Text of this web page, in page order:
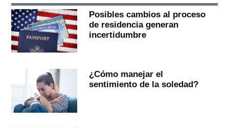
Posibles cambios al proceso
de residencia generan
incertidumbre
¿Cómo manejar el
sentimiento de la soledad?